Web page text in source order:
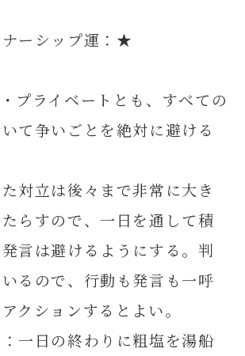
ーシップ運：★
プライベートとも、すべての
て争いごとを絶対に避ける
対立は後々まで非常に大き
らすので、一日を通して積
言は避けるようにする。判
るので、行動も発言も一呼
クションするとよい。
一日の終わりに粗塩を湯船